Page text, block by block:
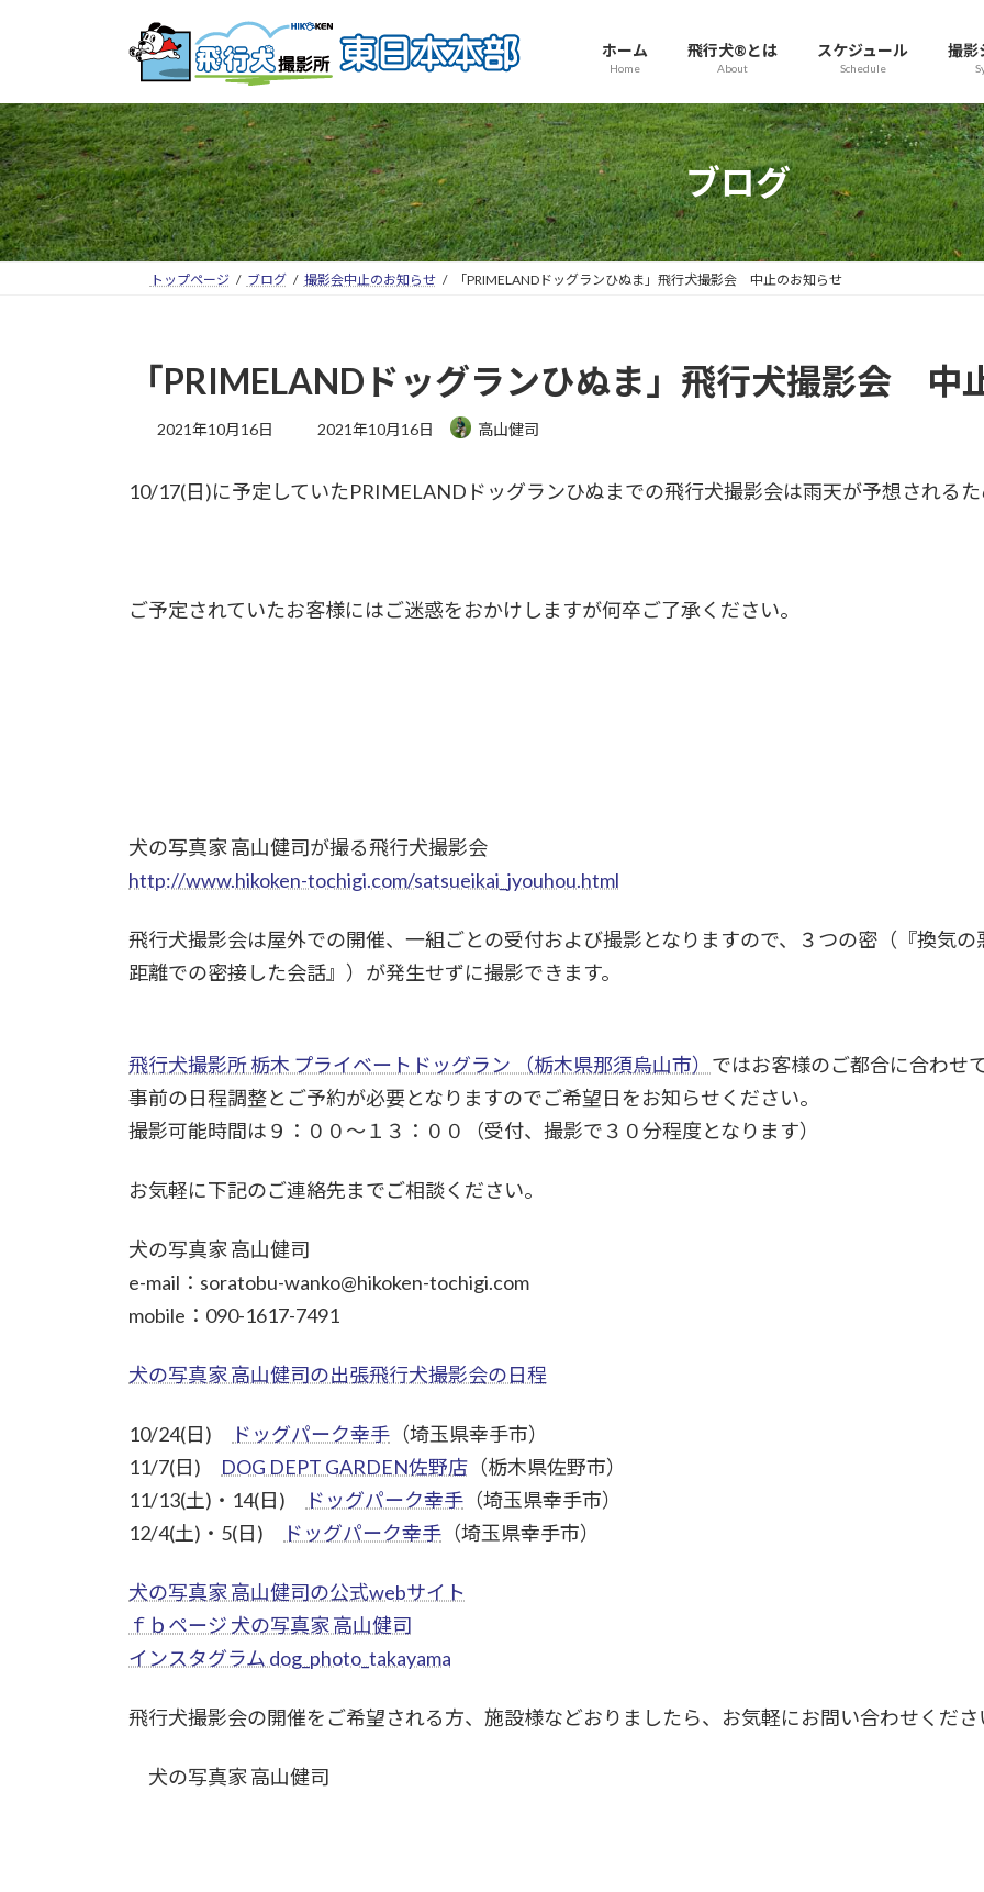
ホーム
Home
飛行犬®とは
About
スケジュール
Schedule
撮影
ブログ
トップページ ブログ 撮影会中止のお知らせ 「PRIMELANDドッグランひぬま」飛行犬撮影会 中止のお知らせ
「PRIMELANDドッグランひぬま」飛行犬撮影会 中
2021年10月16日 2021年10月16日 高山健司
10/17(日)に予定していたPRIMELANDドッグランひぬまでの飛行犬撮影会は雨天が予想される
ご予定されていたお客様にはご迷惑をおかけしますが何卒ご了承ください。
犬の写真家 高山健司が撮る飛行犬撮影会
http://www.hikoken-tochigi.com/satsueikai_jyouhou.html
飛行犬撮影会は屋外での開催、一組ごとの受付および撮影となりますので、３つの密（『換気
距離での密接した会話』）が発生せずに撮影できます。
飛行犬撮影所 栃木 プライベートドッグラン （栃木県那須烏山市） ではお客様のご都合に合わせ
事前の日程調整とご予約が必要となりますのでご希望日をお知らせください。
撮影可能時間は９：００～１３：００（受付、撮影で３０分程度となります）
お気軽に下記のご連絡先までご相談ください。
犬の写真家 高山健司
e-mail：soratobu-wanko@hikoken-tochigi.com
mobile：090-1617-7491
犬の写真家 高山健司の出張飛行犬撮影会の日程
10/24(日) ドッグパーク幸手 （埼玉県幸手市）
11/7(日) DOG DEPT GARDEN佐野店 （栃木県佐野市）
11/13(土)・14(日)
ドッグパーク幸手 （埼玉県幸手市）
12/4(土)・5(日)
ドッグパーク幸手 （埼玉県幸手市）
犬の写真家 高山健司の公式webサイト
ｆｂページ 犬の写真家 高山健司
インスタグラム dog_photo_takayama
飛行犬撮影会の開催をご希望される方、施設様などおりましたら、お気軽にお問い合わせくださ
犬の写真家 高山健司